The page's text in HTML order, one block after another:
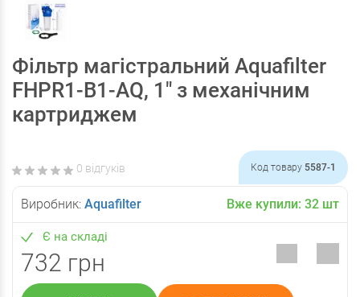
Фільтр магістральний Aquafilter
FHPR1-B1-AQ, 1" з механічним
картриджем
0 відгуків Код товару 5587-1
Виробник: Aquafilter Вже купили: 32 шт
Є на складі
732 грн